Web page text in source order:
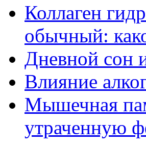
Коллаген
обычный:
Дневной сон
Влияние
Мышечная
утраченную